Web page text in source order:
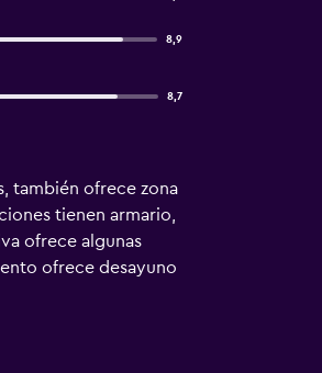
8,9
8,7
también ofrece zona
tienen armario,
ofrece algunas
ofrece desayuno